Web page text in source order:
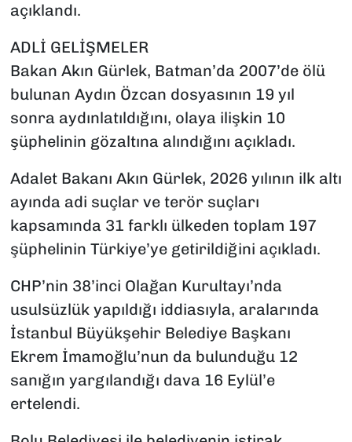
açıklandı.
ADLİ GELİŞMELER
Bakan Akın Gürlek, Batman’da 2007’de ölü
bulunan Aydın Özcan dosyasının 19 yıl
sonra aydınlatıldığını, olaya ilişkin 10
şüphelinin gözaltına alındığını açıkladı.
Adalet Bakanı Akın Gürlek, 2026 yılının ilk altı
ayında adi suçlar ve terör suçları
kapsamında 31 farklı ülkeden toplam 197
şüphelinin Türkiye’ye getirildiğini açıkladı.
CHP’nin 38’inci Olağan Kurultayı’nda
usulsüzlük yapıldığı iddiasıyla, aralarında
İstanbul Büyükşehir Belediye Başkanı
Ekrem İmamoğlu’nun da bulunduğu 12
sanığın yargılandığı dava 16 Eylül’e
ertelendi.